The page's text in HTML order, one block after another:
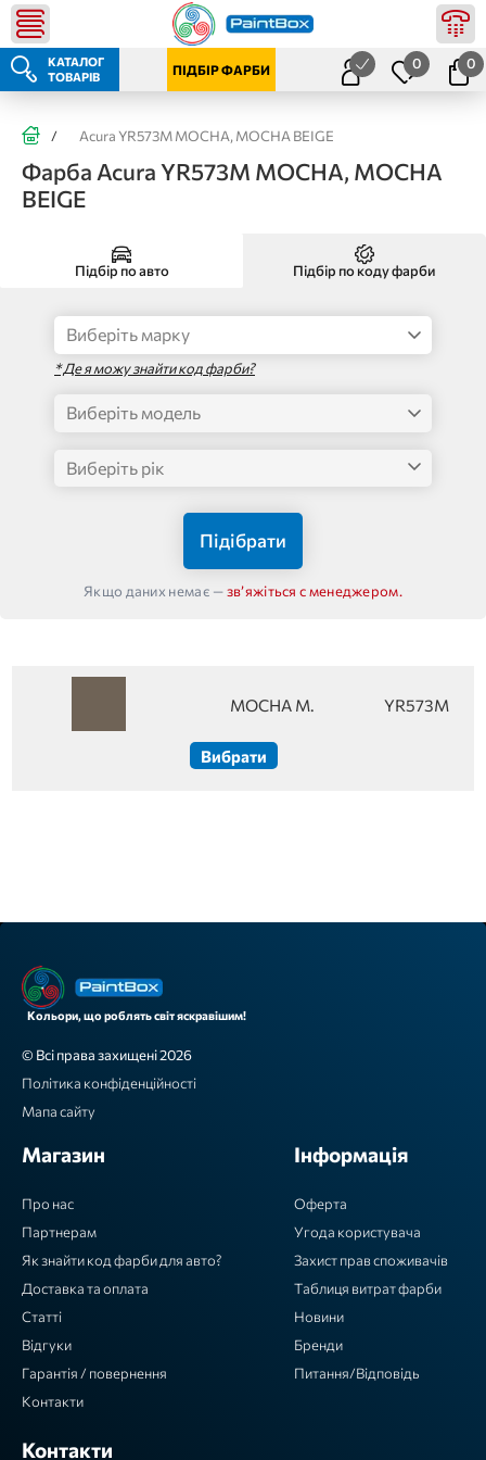
КАТАЛОГ
ТОВАРІВ
ПІДБІР ФАРБИ 0 0
/ Acura YR573M MOCHA, MOCHA BEIGE
Фарба Acura YR573M MOCHA, MOCHA
BEIGE
Підбір по авто Підбір по коду фарби
* Де я можу знайти код фарби?
Підібрати
Якщо даних немає —звʼяжіться с менеджером.
MOCHA M. YR573M
Вибрати
Кольори, що роблять світ яскравішим!
© Всі права захищені 2026
Політика конфіденційності
Мапа сайту
Магазин
Про нас
Партнерам
Як знайти код фарби для авто?
Доставка та оплата
Статті
Відгуки
Гарантія / повернення
Контакти
Інформація
Оферта
Угода користувача
Захист прав споживачів
Таблиця витрат фарби
Новини
Бренди
Питання/Відповідь
Контакти